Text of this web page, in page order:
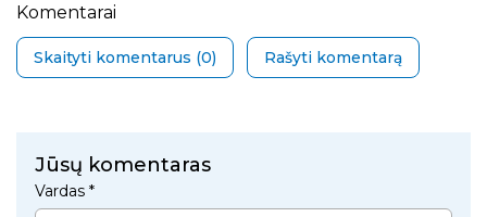
Komentarai
Skaityti komentarus (0) Rašyti komentarą
Jūsų komentaras
Vardas *